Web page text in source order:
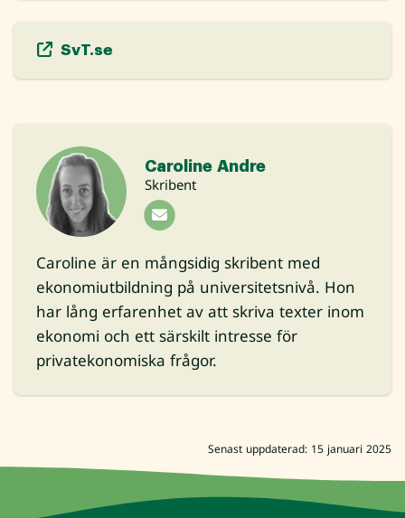
SvT.se
Caroline Andre
Skribent
Caroline är en mångsidig skribent med
ekonomiutbildning på universitetsnivå. Hon
har lång erfarenhet av att skriva texter inom
ekonomi och ett särskilt intresse för
privatekonomiska frågor.
Senast uppdaterad: 15 januari 2025